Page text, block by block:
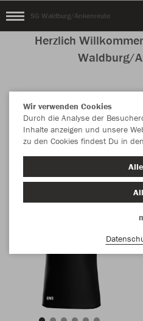
SG Waldburg/Ankenreute
Herzlich
Waldburg/
Nachhaltig
Wir verwenden Cookies
Durch die Analyse der
Inhalte anzeigen und unsere
zu den Cookies findest Du in